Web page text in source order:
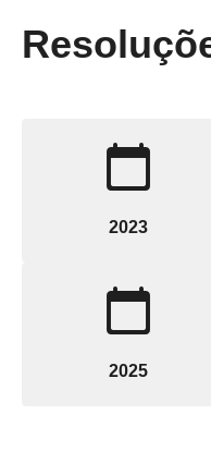
calendar_today
2023
calendar_today
2025